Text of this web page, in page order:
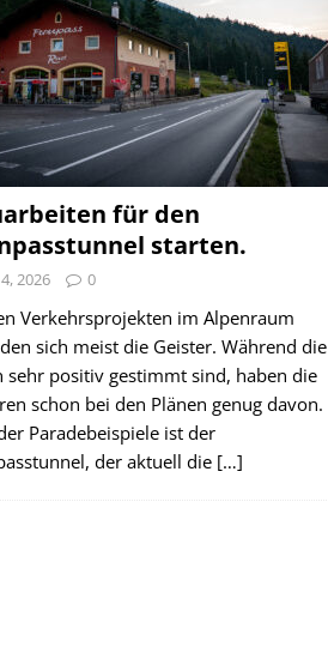
für den
starten.
2026 0
Verkehrsprojekten im Alpenraum
sich meist die Geister. Während die
sehr positiv gestimmt sind, haben die
schon bei den Plänen genug davon.
Paradebeispiele ist der
der aktuell die […]